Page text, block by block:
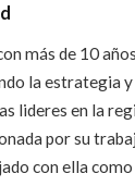
más de 10
la estrategia
lideres en la
por su
con ella como